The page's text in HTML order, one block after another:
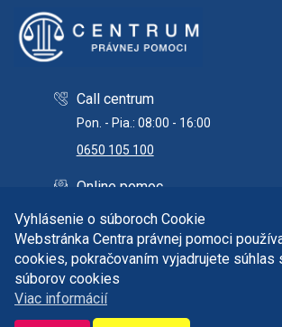
Vyhlásenie o súboroch Cookie
Webstránka Centra právnej pomoci
cookies, pokračovaním vyjadrujete súhlas
súborov cookies
Viac informácií
Call centrum
Pon. - Pia.: 08:00 - 16:00
0650 105 100
Online pomoc
info@centrumpravnejpomoci.sk
Copyright © 2026 Centrum právnej pomoci.
vyhradené.
Správca obsahu a technický prevádzkovateľ: